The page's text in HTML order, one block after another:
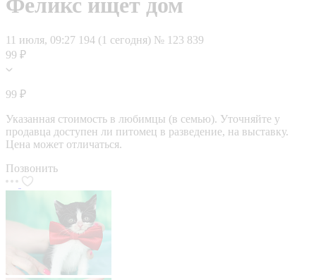
Феликс ищет дом
11 июля, 09:27 194 (1 сегодня) № 123 839
99 ₽
99 ₽
Указанная стоимость в любимцы (в семью). Уточняйте у
продавца доступен ли питомец в разведение, на выставку.
Цена может отличаться.
Позвонить